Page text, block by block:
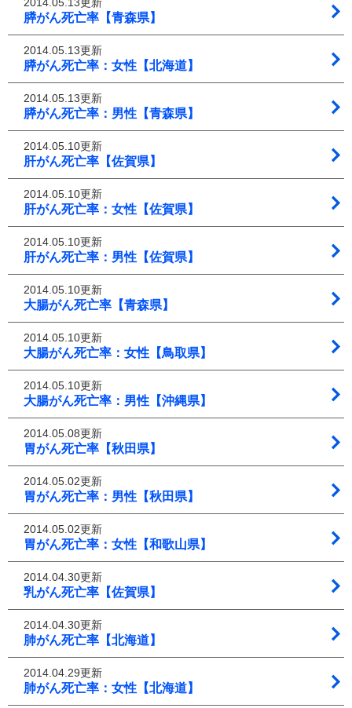
膵がん死亡率【青森県】
2014.05.13更新
膵がん死亡率：女性【北海道】
2014.05.13更新
膵がん死亡率：男性【青森県】
2014.05.10更新
肝がん死亡率【佐賀県】
2014.05.10更新
肝がん死亡率：女性【佐賀県】
2014.05.10更新
肝がん死亡率：男性【佐賀県】
2014.05.10更新
大腸がん死亡率【青森県】
2014.05.10更新
大腸がん死亡率：女性【鳥取県】
2014.05.10更新
大腸がん死亡率：男性【沖縄県】
2014.05.08更新
胃がん死亡率【秋田県】
2014.05.02更新
胃がん死亡率：男性【秋田県】
2014.05.02更新
胃がん死亡率：女性【和歌山県】
2014.04.30更新
乳がん死亡率【佐賀県】
2014.04.30更新
肺がん死亡率【北海道】
2014.04.29更新
肺がん死亡率：女性【北海道】